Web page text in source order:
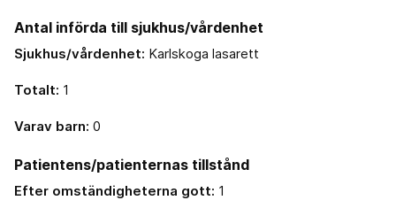
Antal införda till sjukhus/vårdenhet
Sjukhus/vårdenhet: Karlskoga lasarett
Totalt: 1
Varav barn: 0
Patientens/patienternas tillstånd
Efter omständigheterna gott: 1